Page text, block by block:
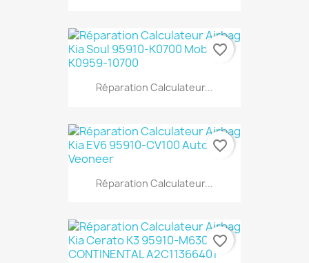
Réparation Calculateur...
favorite_border
Réparation Calculateur...
favorite_border
favorite_border